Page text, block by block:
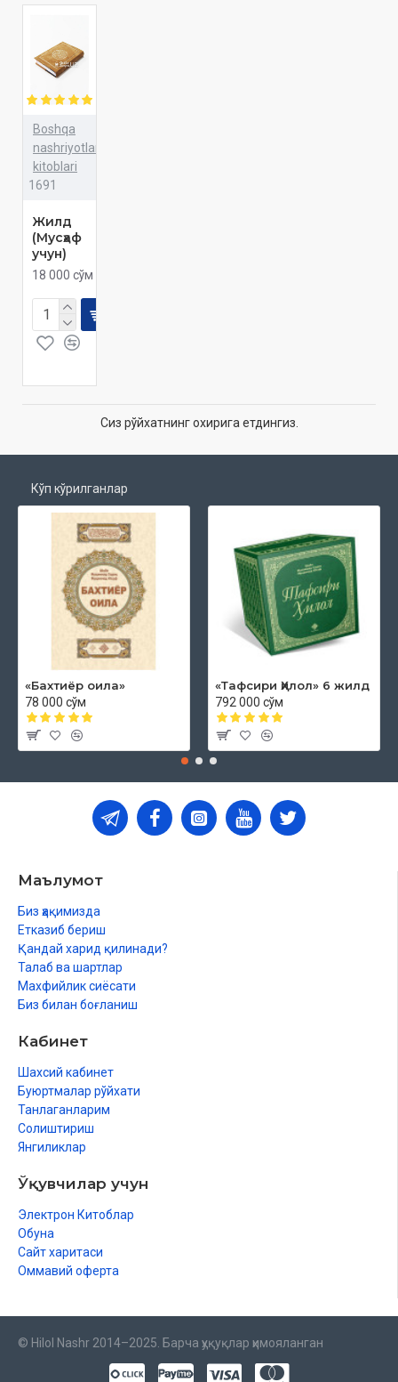
Boshqa
nashriyotlar
kitoblari
1691
Жилд
(Мусҳаф
учун)
18 000 сўм
Сиз рўйхатнинг охирига етдингиз.
Кўп кўрилганлар
«Бахтиёр оила»
78 000 сўм
«Тафсири Ҳилол» 6 жилд
792 000 сўм
Маълумот
Биз ҳақимизда
Етказиб бериш
Қандай харид қилинади?
Талаб ва шартлар
Махфийлик сиёсати
Биз билан боғланиш
Кабинет
Шахсий кабинет
Буюртмалар рўйхати
Танлаганларим
Солиштириш
Янгиликлар
Ўқувчилар учун
Электрон Китоблар
Обуна
Сайт харитаси
Оммавий оферта
© Hilol Nashr 2014–2025. Барча ҳуқуқлар ҳимояланган